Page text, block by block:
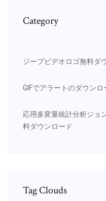
Category
ジープビデオロゴ無料ダ
GIFでアラートのダウンロ
応用多変量統計分析ジョ
料ダウンロード
Tag Clouds